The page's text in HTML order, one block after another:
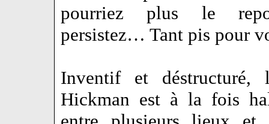
pourriez plus le
persistez… Tant pis pour
Inventif et déstructuré,
Hickman est à la fois